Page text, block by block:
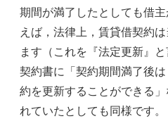
期間が満了したとしても借
えば，法律上，賃貸借契約
ます（これを『法定更新』
契約書に「契約期間満了後
約を更新することができる
れていたとしても同様です。